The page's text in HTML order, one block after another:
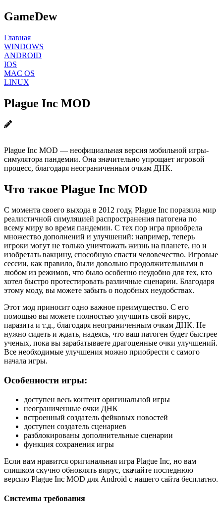
GameDew
Главная
WINDOWS
ANDROID
IOS
MAC OS
LINUX
Plague Inc MOD
Plague Inc MOD — неофициальная версия мобильной игры-
симулятора пандемии. Она значительно упрощает игровой
процесс, благодаря неограниченным очкам ДНК.
Что такое Plague Inc MOD
С момента своего выхода в 2012 году, Plague Inc поразила мир
реалистичной симуляцией распространения патогена по
всему миру во время пандемии. С тех пор игра приобрела
множество дополнений и улучшений: например, теперь
игроки могут не только уничтожать жизнь на планете, но и
изобретать вакцину, способную спасти человечество. Игровые
сессии, как правило, были довольно продолжительными в
любом из режимов, что было особенно неудобно для тех, кто
хотел быстро протестировать различные сценарии. Благодаря
этому моду, вы можете забыть о подобных неудобствах.
Этот мод приносит одно важное преимущество. С его
помощью вы можете полностью улучшить свой вирус,
паразита и т.д., благодаря неограниченным очкам ДНК. Не
нужно сидеть и ждать, надеясь, что ваш патоген будет быстрее
ученых, пока вы зарабатываете драгоценные очки улучшений.
Все необходимые улучшения можно приобрести с самого
начала игры.
Особенности игры:
доступен весь контент оригинальной игры
неограниченные очки ДНК
встроенный создатель фейковых новостей
доступен создатель сценариев
разблокированы дополнительные сценарии
функция сохранения игры
Если вам нравится оригинальная игра Plague Inc, но вам
слишком скучно обновлять вирус, скачайте последнюю
версию Plague Inc MOD для Android с нашего сайта бесплатно.
Системны требования